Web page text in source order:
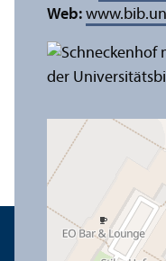
Web: